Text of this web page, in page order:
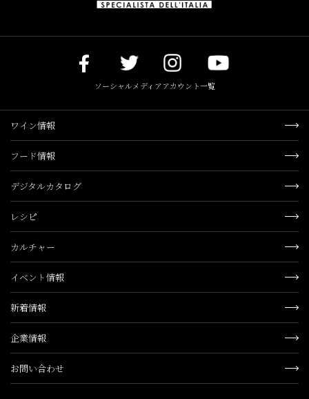
ソーシャルメディアアカウント一覧
ワイン情報
フード情報
デジタルカタログ
レシピ
カルチャー
イベント情報
新着情報
企業情報
お問い合わせ